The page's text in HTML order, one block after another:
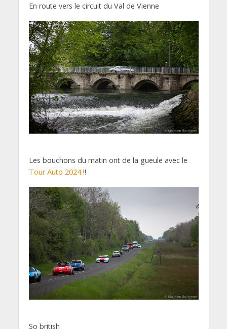
En route vers le circuit du Val de Vienne
Les bouchons du matin ont de la gueule avec le
Tour Auto 2024!!
So british